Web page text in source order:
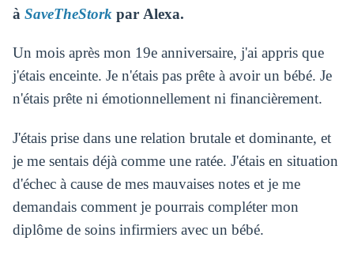
à SaveTheStorkpar Alexa.
Un mois après mon 19e anniversaire, j'ai appris que
j'étais enceinte. Je n'étais pas prête à avoir un bébé. Je
n'étais prête ni émotionnellement ni financièrement.
J'étais prise dans une relation brutale et dominante, et
je me sentais déjà comme une ratée. J'étais en situation
d'échec à cause de mes mauvaises notes et je me
demandais comment je pourrais compléter mon
diplôme de soins infirmiers avec un bébé.